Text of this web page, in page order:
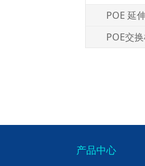
POE 延
POE交
产品中心